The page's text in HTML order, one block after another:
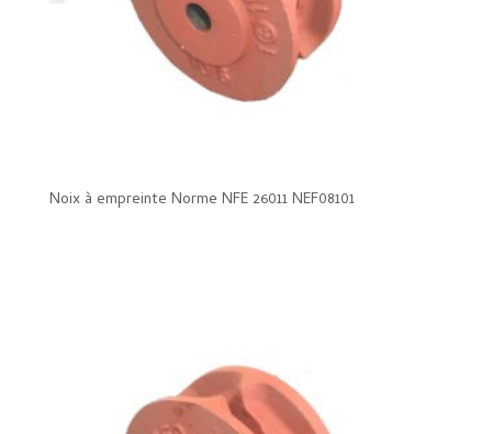
Noix à empreinte Norme NFE 26011 NEF08101